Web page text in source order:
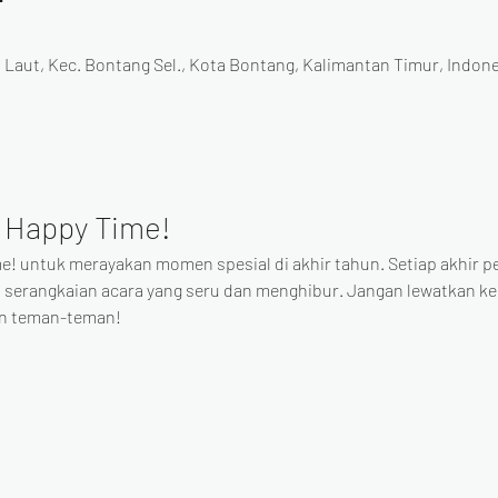
Laut, Kec. Bontang Sel., Kota Bontang, Kalimantan Timur,
Time!
untuk merayakan momen spesial di akhir tahun. Setiap akhir
acara yang seru dan menghibur. Jangan lewatkan
teman-teman!